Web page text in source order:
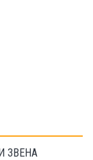
ЗВЕНА